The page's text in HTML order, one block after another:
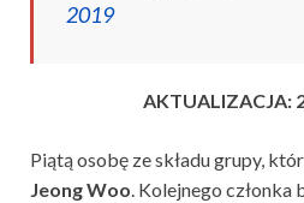
2019
AKTUALIZACJA:
Piątą osobę ze składu grupy,
Jeong Woo. Kolejnego